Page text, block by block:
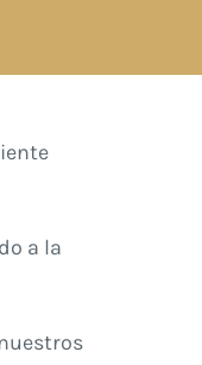
a la